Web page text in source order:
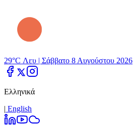
29°C Λευ | Σάββατο 8 Αυγούστου 2026
Ελληνικά
| Εnglish